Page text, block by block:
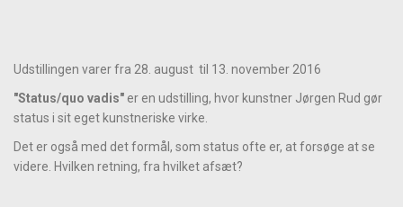
Udstillingen varer fra 28. august til 13. november 2016
"Status/quo vadis" er en udstilling, hvor kunstner Jørgen Rud gør
status i sit eget kunstneriske virke.
Det er også med det formål, som status ofte er, at forsøge at se
videre. Hvilken retning, fra hvilket afsæt?